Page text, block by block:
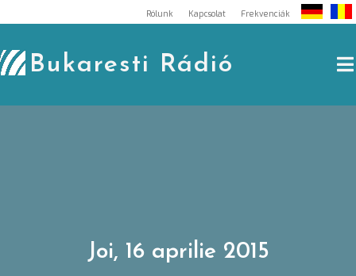
to
content
Rólunk Kapcsolat Frekvenciák
Bukaresti Rádió
Joi, 16 aprilie 2015